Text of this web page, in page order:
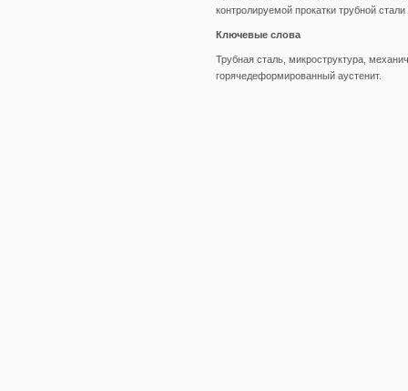
контролируемой прокатки трубной
Ключевые слова
Трубная сталь, микроструктура,
горячедеформированный аустенит.